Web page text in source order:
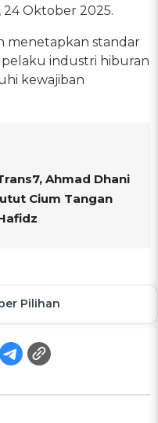
Oktober 2025.
menetapkan standar
industri hiburan
kewajiban
Ahmad Dhani
Cium Tangan
Pilihan